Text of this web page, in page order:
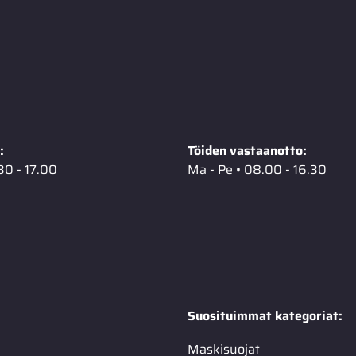
- 17.00
Töiden vastaanotto:
Ma - Pe • 08.00 - 16.30
Suosituimmat kategoriat:
Maskisuojat